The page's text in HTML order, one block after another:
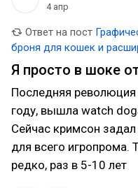
4 апр
Ответ на пост
броня для кошек и
крупное обновление для
Я просто в шоке
Последняя
году, вышла watch
Сейчас кримсон
для всего игропрома.
редко, раз в 5-10 лет